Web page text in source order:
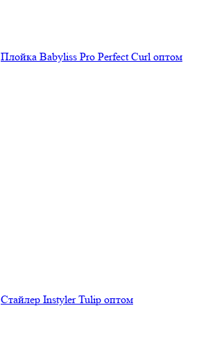
Плойка Babyliss Pro Perfect Curl оптом
Стайлер Instyler Tulip оптом